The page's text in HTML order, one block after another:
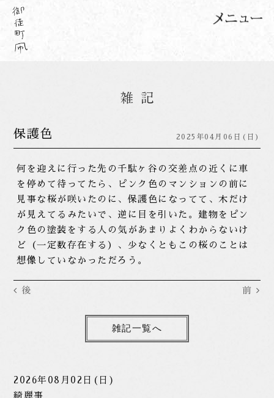
保護色 2025年04月06日(日)
何を迎えに行った先の千駄ヶ谷の交差点の近くに車
を停めて待ってたら、ピンク色のマンションの前に
見事な桜が咲いたのに、保護色になってて、木だけ
が見えてるみたいで、逆に目を引いた。建物をピン
ク色の塗装をする人の気があまりよくわからないけ
ど（一定数存在する）、少なくともこの桜のことは
想像していなかっただろう。
後 前
雑記一覧へ
2026年08月02日(日)
綺麗事